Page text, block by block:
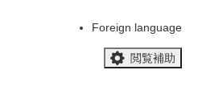
Foreign language
閲覧補助